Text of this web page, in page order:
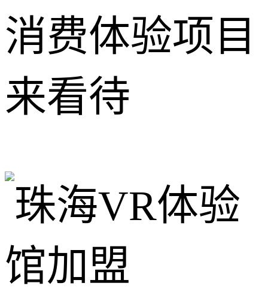
消费体验项目
来看待